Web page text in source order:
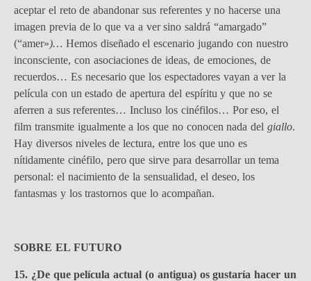
aceptar el reto de abandonar sus referentes y no hacerse una
imagen previa de lo que va a ver sino saldrá “amargado”
(“amer»)… Hemos diseñado el escenario jugando con nuestro
inconsciente, con asociaciones de ideas, de emociones, de
recuerdos… Es necesario que los espectadores vayan a ver la
película con un estado de apertura del espíritu y que no se
aferren a sus referentes… Incluso los cinéfilos… Por eso, el
film transmite igualmente a los que no conocen nada del giallo.
Hay diversos niveles de lectura, entre los que uno es
nítidamente cinéfilo, pero que sirve para desarrollar un tema
personal: el nacimiento de la sensualidad, el deseo, los
fantasmas y los trastornos que lo acompañan.
SOBRE EL FUTURO
15. ¿De que película actual (o antigua) os gustaría hacer un